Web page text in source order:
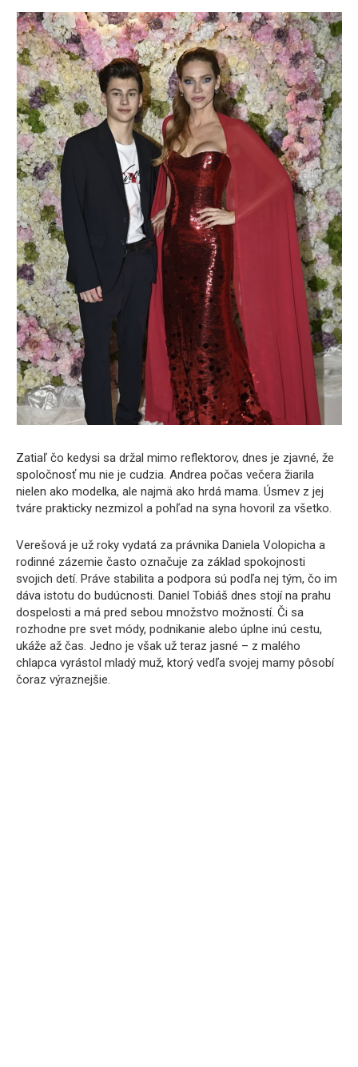
Zatiaľ čo kedysi sa držal mimo reflektorov, dnes je zjavné, že
spoločnosť mu nie je cudzia. Andrea počas večera žiarila
nielen ako modelka, ale najmä ako hrdá mama. Úsmev z jej
tváre prakticky nezmizol a pohľad na syna hovoril za všetko.
Verešová je už roky vydatá za právnika Daniela Volopicha a
rodinné zázemie často označuje za základ spokojnosti
svojich detí. Práve stabilita a podpora sú podľa nej tým, čo im
dáva istotu do budúcnosti. Daniel Tobiáš dnes stojí na prahu
dospelosti a má pred sebou množstvo možností. Či sa
rozhodne pre svet módy, podnikanie alebo úplne inú cestu,
ukáže až čas. Jedno je však už teraz jasné – z malého
chlapca vyrástol mladý muž, ktorý vedľa svojej mamy pôsobí
čoraz výraznejšie.